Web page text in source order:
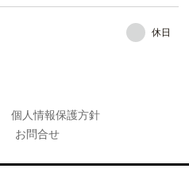
休日
個人情報保護方針
お問合せ